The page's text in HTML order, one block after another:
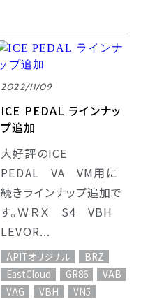
2022/11/09
ICE PEDAL ラインナッ
プ追加
大好評のICE
PEDAL VA VM用に
続きラインナップ追加で
す。ＷＲＸ S4 VBH
LEVOR...
APITオリジナル
BRZ
EastCloud
GR86
VAB
VAG
VBH
VN5